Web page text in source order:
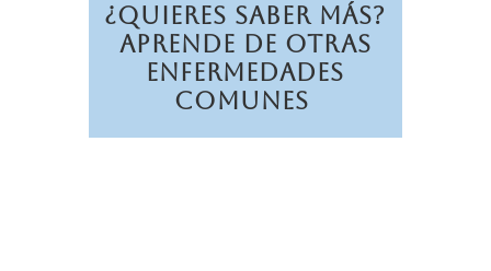
¿Quieres Saber Más?
Aprende de otras
Enfermedades
Comunes